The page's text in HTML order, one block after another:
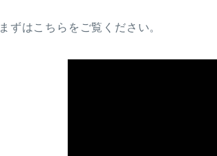
まずはこちらをご覧ください。